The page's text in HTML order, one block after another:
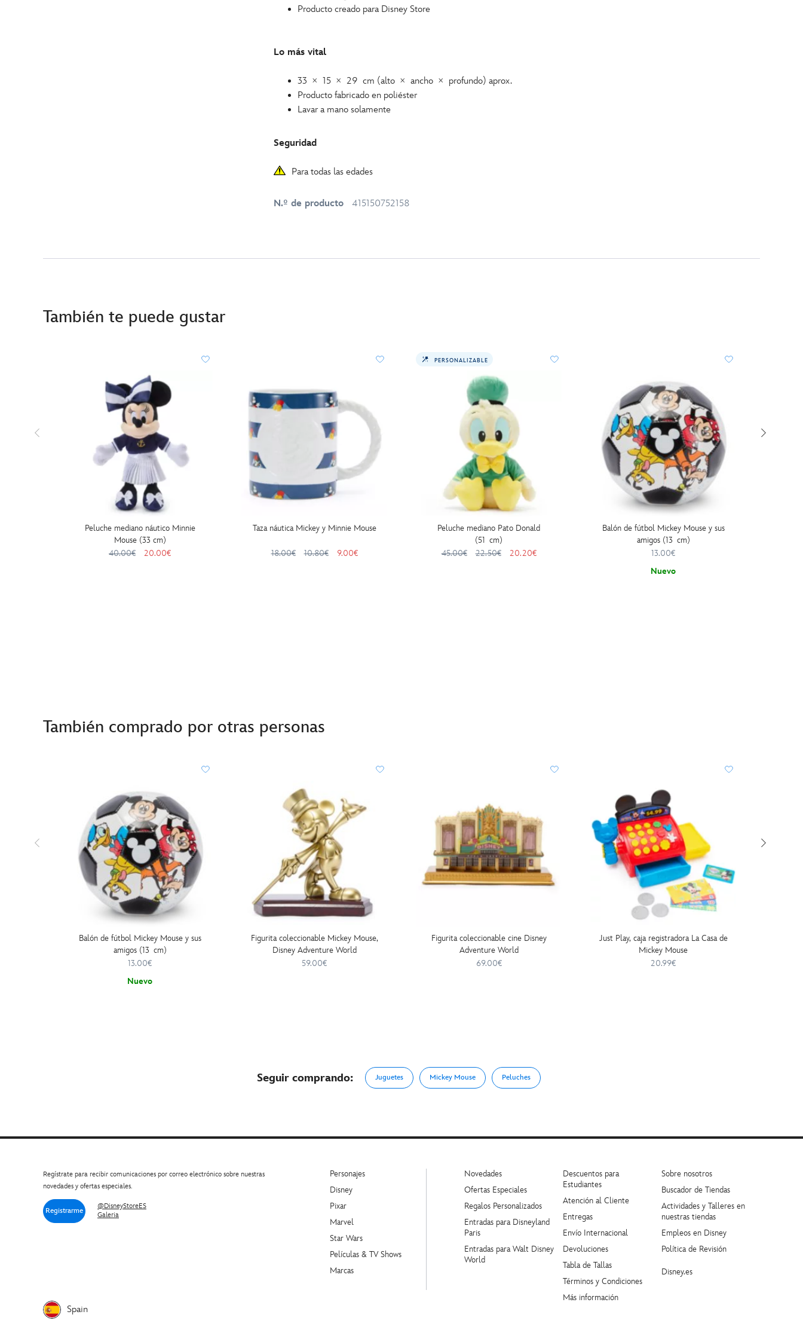
Producto creado para Disney Store
Lo más vital
33 × 15 × 29 cm (alto × ancho × profundo) aprox.
Producto fabricado en poliéster
Lavar a mano solamente
Seguridad
Para todas las edades
N.º de producto 415150752158
También te puede gustar
Peluche mediano náutico Minnie
Mouse (33 cm)
40.00€
20.00€
Taza náutica Mickey y Minnie Mouse
18.00€ 10.80€ 9.00€
PERSONALIZABLE
Peluche mediano Pato Donald
(51 cm)
45.00€
22.50€ 20.20€
Balón de fútbol Mickey Mouse y sus
amigos (13 cm)
13.00€
Nuevo
También comprado por otras personas
Balón de fútbol Mickey Mouse y sus
amigos (13 cm)
13.00€
Nuevo
Figurita coleccionable Mickey Mouse,
Disney Adventure World
59.00€
Figurita coleccionable cine Disney
Adventure World
69.00€
Just Play, caja registradora La Casa de
Mickey Mouse
20.99€
Seguir comprando: Juguetes Mickey Mouse Peluches
Regístrate para recibir comunicaciones por correo electrónico sobre nuestras
novedades y ofertas especiales.
Registrarme
@DisneyStoreES
Galeria
Spain
Personajes
Disney
Pixar
Marvel
Star Wars
Películas & TV Shows
Marcas
Novedades
Ofertas Especiales
Regalos Personalizados
Entradas para Disneyland
Paris
Entradas para Walt Disney
World
Descuentos para
Estudiantes
Atención al Cliente
Entregas
Envío Internacional
Devoluciones
Tabla de Tallas
Términos y Condiciones
Más información
Sobre nosotros
Buscador de Tiendas
Actividades y Talleres en
nuestras tiendas
Empleos en Disney
Política de Revisión
Disney.es